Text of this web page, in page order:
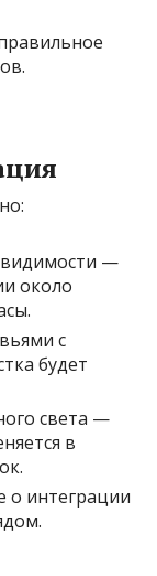
—
около
с
будет
света —
в
о интеграции